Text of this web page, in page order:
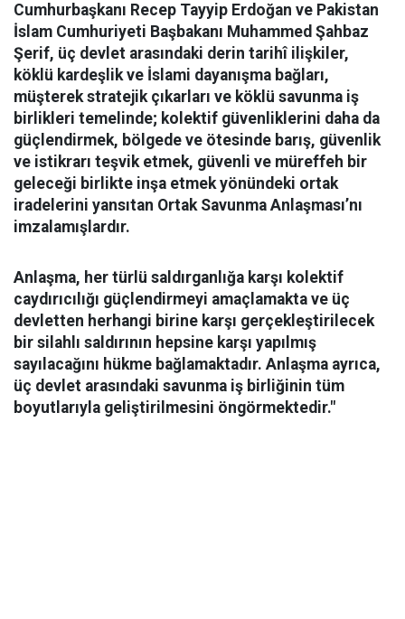
Cumhurbaşkanı Recep Tayyip Erdoğan ve Pakistan
İslam Cumhuriyeti Başbakanı Muhammed Şahbaz
Şerif, üç devlet arasındaki derin tarihî ilişkiler,
köklü kardeşlik ve İslami dayanışma bağları,
müşterek stratejik çıkarları ve köklü savunma iş
birlikleri temelinde; kolektif güvenliklerini daha da
güçlendirmek, bölgede ve ötesinde barış, güvenlik
ve istikrarı teşvik etmek, güvenli ve müreffeh bir
geleceği birlikte inşa etmek yönündeki ortak
iradelerini yansıtan Ortak Savunma Anlaşması’nı
imzalamışlardır.
Anlaşma, her türlü saldırganlığa karşı kolektif
caydırıcılığı güçlendirmeyi amaçlamakta ve üç
devletten herhangi birine karşı gerçekleştirilecek
bir silahlı saldırının hepsine karşı yapılmış
sayılacağını hükme bağlamaktadır. Anlaşma ayrıca,
üç devlet arasındaki savunma iş birliğinin tüm
boyutlarıyla geliştirilmesini öngörmektedir."